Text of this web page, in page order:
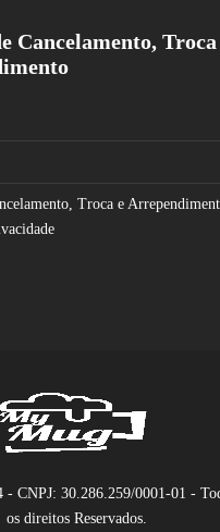
Cancelamento, Troca
Troca e
- CNPJ: 30.286.259/0001-01 -
os direitos Reservados.